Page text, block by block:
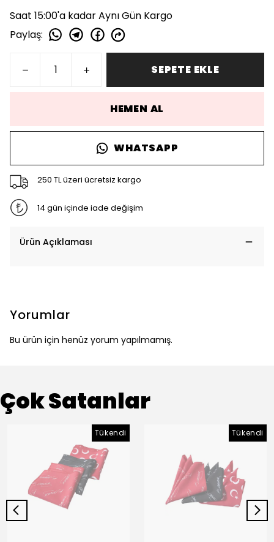
Saat 15:00'a kadar Aynı Gün Kargo
Paylaş:
SEPETE EKLE
HEMEN AL
WHATSAPP
250 TL üzeri ücretsiz kargo
14 gün içinde iade değişim
Ürün Açıklaması
Yorumlar
Bu ürün için henüz yorum yapılmamış.
Çok Satanlar
Tükendi Tükendi